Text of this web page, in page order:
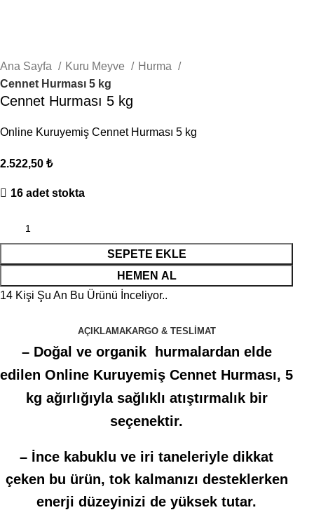
Ana Sayfa Kuru Meyve
Hurma
Cennet Hurması 5 kg
Cennet Hurması 5 kg
Online Kuruyemiş Cennet Hurması 5 kg
2.522,50₺
16 adet stokta
SEPETE EKLE
HEMEN AL
14 Kişi Şu An Bu Ürünü İnceliyor..
AÇIKLAMAKARGO & TESLIMAT
– Doğal ve organik hurmalardan elde
edilen Online Kuruyemiş Cennet Hurması, 5
kg ağırlığıyla sağlıklı atıştırmalık bir
seçenektir.
– İnce kabuklu ve iri taneleriyle dikkat
çeken bu ürün, tok kalmanızı desteklerken
enerji düzeyinizi de yüksek tutar.